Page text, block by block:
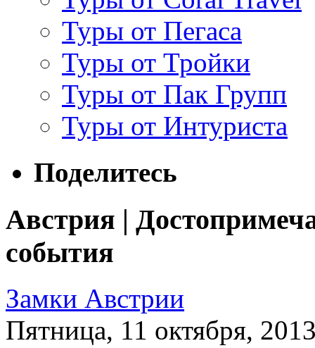
Туры от Пегаса
Туры от Тройки
Туры от Пак Групп
Туры от Интуриста
Поделитесь
Австрия |
события
Замки Австрии
Пятница, 11 октября,